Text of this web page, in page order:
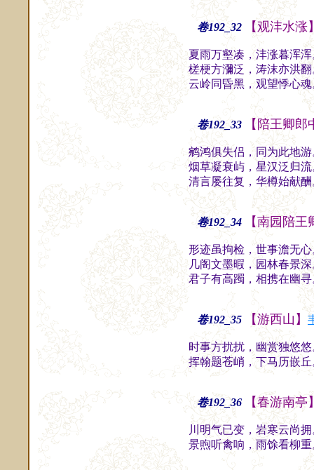
卷192_32 【观沣水涨
夏雨万壑凑，沣涨暮浑
槎梗方瀰泛，涛沫亦洪
云岭同昏黑，观望悸心
卷192_33 【陪王卿
鹓鸿俱失侣，同为此地
烟草凝衰屿，星汉泛归
清言屡往复，华樽始献
卷192_34 【南园陪
形迹虽拘检，世事澹无
几阁文墨暇，园林春景
君子有高躅，相携在幽
卷192_35 【游西山】
时事方扰扰，幽赏独悠
挥翰题苍峭，下马历嵌
卷192_36 【春游南亭
川明气已变，岩寒云尚
景煦听禽响，雨馀看柳